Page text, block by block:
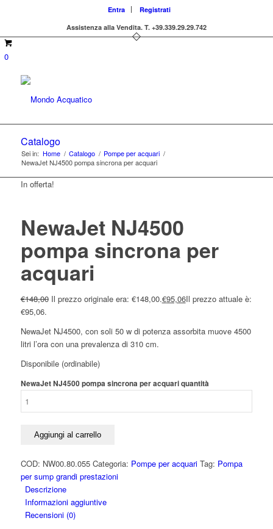
Entra
Registrati
Assistenza alla Vendita. T. +39.339.29.29.742
0
Catalogo
Sei in: Home / Catalogo / Pompe per acquari /
NewaJet NJ4500 pompa sincrona per acquari
In offerta!
NewaJet NJ4500
pompa sincrona per
acquari
€148,00 Il prezzo originale era: €148,00.€95,06Il prezzo attuale è:
€95,06.
NewaJet NJ4500, con soli 50 w di potenza assorbita muove 4500
litri l’ora con una prevalenza di 310 cm.
Disponibile (ordinabile)
NewaJet NJ4500 pompa sincrona per acquari quantità
Aggiungi al carrello
COD: NW00.80.055 Categoria: Pompe per acquari Tag: Pompa
per sump grandi prestazioni
Descrizione
Informazioni aggiuntive
Recensioni (0)